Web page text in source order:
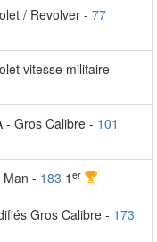
/ Revolver - 77
vitesse militaire -
- Gros Calibre - 101
- 183 1 er
Gros Calibre - 173